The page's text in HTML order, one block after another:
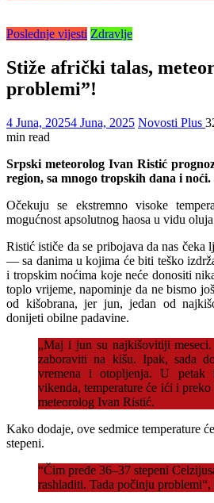
Poslednje vijesti Zdravlje
Stiže afrički talas,
problemi”!
4 Juna, 20254 Juna, 2025 Novosti Plus
min read
Srpski meteorolog Ivan Ristić
region, sa mnogo tropskih dana i noći.
Očekuju se ekstremno visoke
mogućnost apsolutnog haosa u vidu
Ristić ističe da se pribojava da nas čeka
— sa danima u kojima će biti teško
i tropskim noćima koje neće donositi
toplo vrijeme, napominje da ne bismo
od kišobrana, jer jun, jedan od
donijeti obilne padavine.
„Maj i jun su najkišovitiji
zaboraviti na kišu. Ipak, sada
vremena i otopljenja. U petak
vikenda, temperature će ići i
meteorolog Ivan Ristić.
Kako dodaje, ove sedmice temperature
stepeni.
“Čim pređe 36–37 stepeni
rashladiti. Tada počinju problemi“,